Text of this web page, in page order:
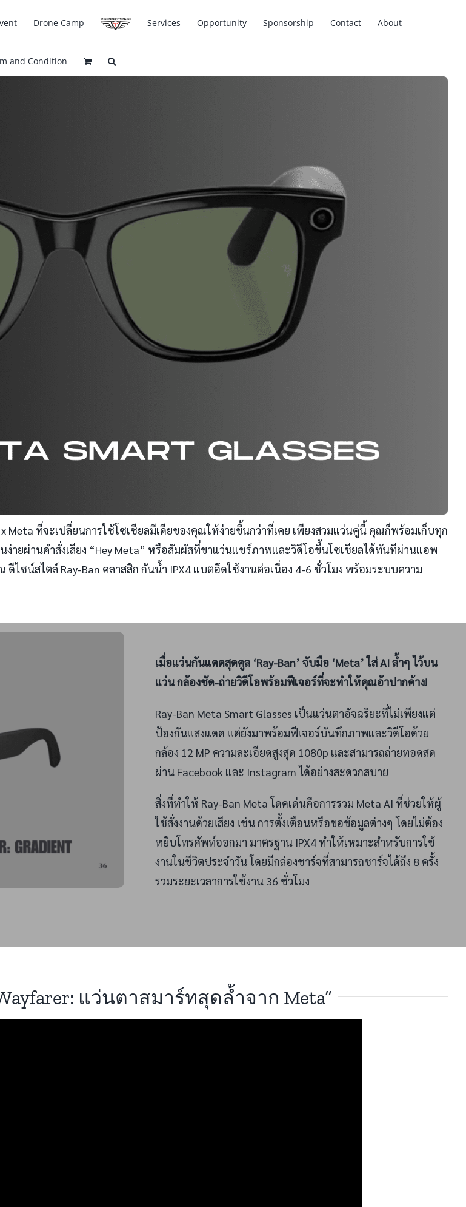
Drone Camp Services Opportunity Sponsorship Contact About
and Condition
ที่จะเปลี่ยนการใช้โซเชียลมีเดียของคุณให้ง่ายขึ้นกว่าที่เคย เพียงสวมแว่นคู่นี้ คุณก็พร้อมเก็บทุก
ง่ายผ่านคำสั่งเสียง “Hey Meta” หรือสัมผัสที่ขาแว่นแชร์ภาพและวิดีโอขึ้นโซเชียลได้ทันทีผ่านแอพ
ไซน์สไตล์ Ray-Ban คลาสสิก กันน้ำ IPX4 แบตอึดใช้งานต่อเนื่อง 4-6 ชั่วโมง พร้อมระบบความ
เมื่อแว่นกันแดดสุดคูล ‘Ray-Ban’ จับมือ ‘Meta’ ใส่ AI ล้ำๆ ไว้บน
แว่น กล้องชัด-ถ่ายวิดีโอพร้อมฟีเจอร์ที่จะทำให้คุณอ้าปากค้าง!
Ray-Ban Meta Smart Glasses เป็นแว่นตาอัจฉริยะที่ไม่เพียงแต่
ป้องกันแสงแดด แต่ยังมาพร้อมฟีเจอร์บันทึกภาพและวิดีโอด้วย
กล้อง 12 MP ความละเอียดสูงสุด 1080p และสามารถถ่ายทอดสด
ผ่าน Facebook และ Instagram ได้อย่างสะดวกสบาย
สิ่งที่ทำให้ Ray-Ban Meta โดดเด่นคือการรวม Meta AI ที่ช่วยให้ผู้
ใช้สั่งงานด้วยเสียง เช่น การตั้งเตือนหรือขอข้อมูลต่างๆ โดยไม่ต้อง
หยิบโทรศัพท์ออกมา มาตรฐาน IPX4 ทำให้เหมาะสำหรับการใช้
งานในชีวิตประจำวัน โดยมีกล่องชาร์จที่สามารถชาร์จได้ถึง 8 ครั้ง
รวมระยะเวลาการใช้งาน 36 ชั่วโมง
แว่นตาสมาร์ทสุดล้ำจาก Meta”